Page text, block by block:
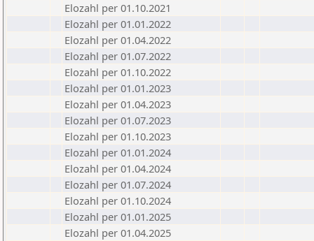
Elozahl per 01.10.2021
Elozahl per 01.01.2022
Elozahl per 01.04.2022
Elozahl per 01.07.2022
Elozahl per 01.10.2022
Elozahl per 01.01.2023
Elozahl per 01.04.2023
Elozahl per 01.07.2023
Elozahl per 01.10.2023
Elozahl per 01.01.2024
Elozahl per 01.04.2024
Elozahl per 01.07.2024
Elozahl per 01.10.2024
Elozahl per 01.01.2025
Elozahl per 01.04.2025